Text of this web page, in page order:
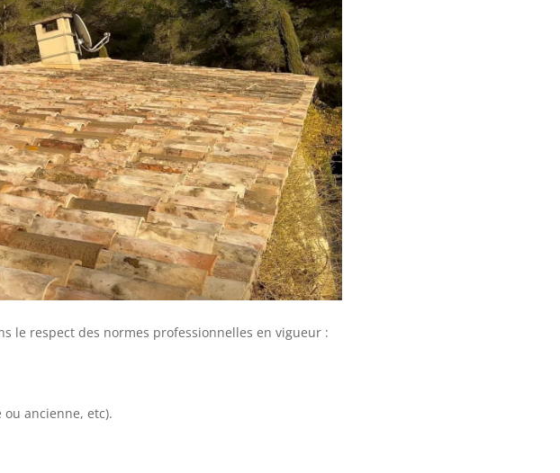
le respect des normes professionnelles en vigueur :
ancienne, etc).